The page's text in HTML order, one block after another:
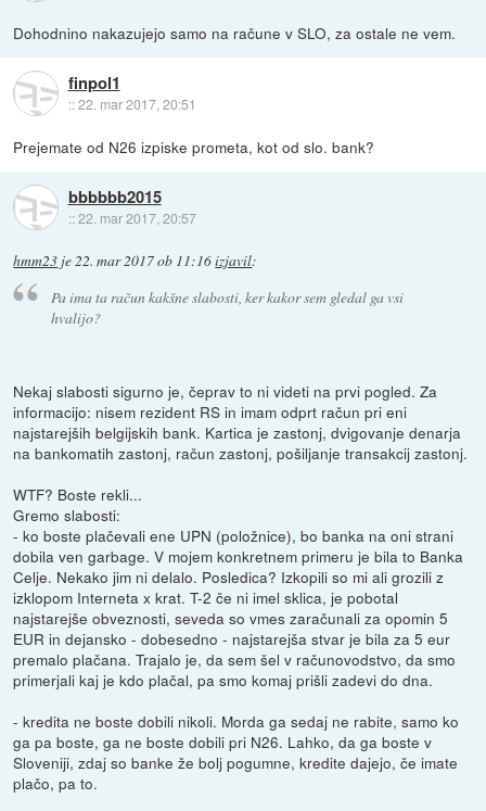
Dohodnino nakazujejo samo na račune v SLO, za ostale ne vem.
finpol1
::22. mar 2017, 20:51
Prejemate od N26 izpiske prometa, kot od slo. bank?
bbbbbb2015
::22. mar 2017, 20:57
hmm23 je22. mar 2017 ob 11:16izjavil:
Pa ima ta račun kakšne slabosti, ker kakor sem gledal ga vsi
hvalijo?
Nekaj slabosti sigurno je, čeprav to ni videti na prvi pogled. Za
informacijo: nisem rezident RS in imam odprt račun pri eni
najstarejših belgijskih bank. Kartica je zastonj, dvigovanje denarja
na bankomatih zastonj, račun zastonj, pošiljanje transakcij zastonj.
WTF? Boste rekli...
Gremo slabosti:
- ko boste plačevali ene UPN (položnice), bo banka na oni strani
dobila ven garbage. V mojem konkretnem primeru je bila to Banka
Celje. Nekako jim ni delalo. Posledica? Izkopili so mi ali grozili z
izklopom Interneta x krat. T-2 če ni imel sklica, je pobotal
najstarejše obveznosti, seveda so vmes zaračunali za opomin 5
EUR in dejansko - dobesedno - najstarejša stvar je bila za 5 eur
premalo plačana. Trajalo je, da sem šel v računovodstvo, da smo
primerjali kaj je kdo plačal, pa smo komaj prišli zadevi do dna.
- kredita ne boste dobili nikoli. Morda ga sedaj ne rabite, samo ko
ga pa boste, ga ne boste dobili pri N26. Lahko, da ga boste v
Sloveniji, zdaj so banke že bolj pogumne, kredite dajejo, če imate
plačo, pa to.